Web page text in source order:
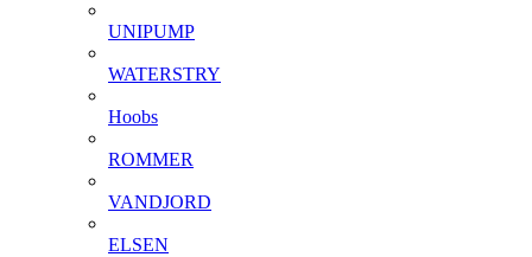
UNIPUMP
WATERSTRY
Hoobs
ROMMER
VANDJORD
ELSEN